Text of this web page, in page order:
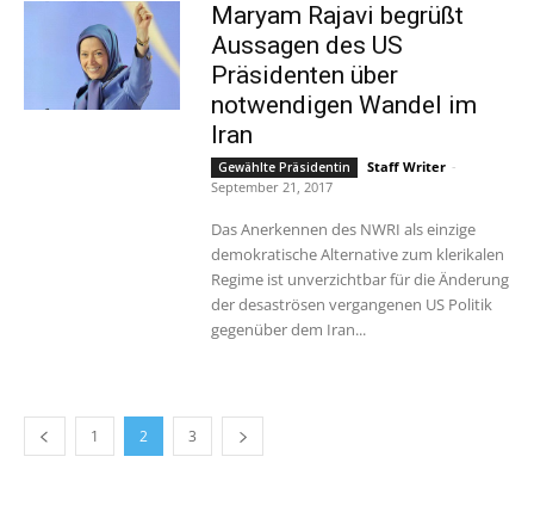
Maryam Rajavi begrüßt
Aussagen des US
Präsidenten über
notwendigen Wandel im
Iran
Gewählte Präsidentin Staff Writer -
September 21, 2017
Das Anerkennen des NWRI als einzige
demokratische Alternative zum klerikalen
Regime ist unverzichtbar für die Änderung
der desaströsen vergangenen US Politik
gegenüber dem Iran...
1 2 3